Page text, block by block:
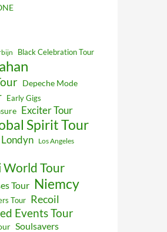
Black Celebration Tour
Depeche Mode
Early Gigs
Exciter Tour
Spirit Tour
Londyn Los Angeles
Tour
Tour Niemcy
Tour Recoil
Events Tour
Soulsavers